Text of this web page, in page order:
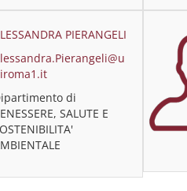
PIERANGELI
di
SALUTE E